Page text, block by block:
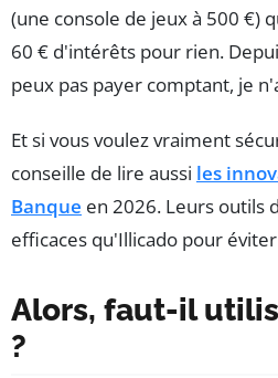
(une console de jeux à 500 €)
60 € d'intérêts pour rien.
peux pas payer comptant, je
Et si vous voulez vraiment
conseille de lire aussi les
Banque en 2026. Leurs outils
efficaces qu'Illicado pour
Alors, faut-il
?